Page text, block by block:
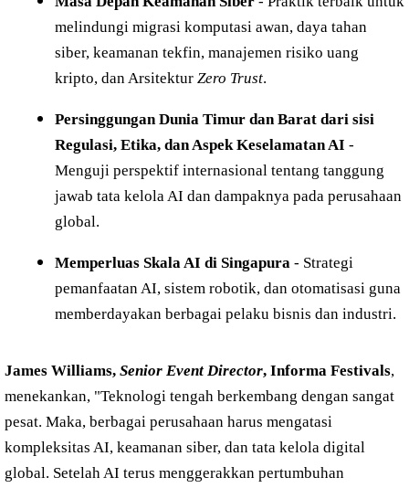
melindungi migrasi komputasi awan, daya tahan
siber, keamanan tekfin, manajemen risiko uang
kripto, dan Arsitektur Zero Trust.
Persinggungan Dunia Timur dan Barat dari sisi
Regulasi, Etika, dan Aspek Keselamatan AI -
Menguji perspektif internasional tentang tanggung
jawab tata kelola AI dan dampaknya pada perusahaan
global.
Memperluas Skala AI di Singapura - Strategi
pemanfaatan AI, sistem robotik, dan otomatisasi guna
memberdayakan berbagai pelaku bisnis dan industri.
James Williams, Senior Event Director, Informa Festivals,
menekankan, "Teknologi tengah berkembang dengan sangat
pesat. Maka, berbagai perusahaan harus mengatasi
kompleksitas AI, keamanan siber, dan tata kelola digital
global. Setelah AI terus menggerakkan pertumbuhan